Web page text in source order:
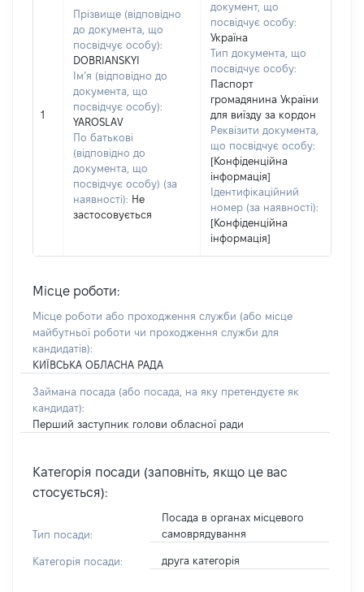
1
Прізвище (відповідно
до документа, що
посвідчує особу):
DOBRIANSKYI
Ім’я (відповідно до
документа, що
посвідчує особу):
YAROSLAV
По батькові
(відповідно до
документа, що
посвідчує особу) (за
наявності): Не
застосовується
документ, що
посвідчує особу:
Україна
Тип документа, що
посвідчує особу:
Паспорт
громадянина України
для виїзду за кордон
Реквізити документа,
що посвідчує особу:
[Конфіденційна
інформація]
Ідентифікаційний
номер (за наявності):
[Конфіденційна
інформація]
Місце роботи:
Місце роботи або проходження служби (або місце
майбутньої роботи чи проходження служби для
кандидатів):
КИЇВСЬКА ОБЛАСНА РАДА
Займана посада (або посада, на яку претендуєте як
кандидат):
Перший заступник голови обласної ради
Категорія посади (заповніть, якщо це вас
стосується):
Тип посади:
Посада в органах місцевого
самоврядування
Категорія посади: друга категорія